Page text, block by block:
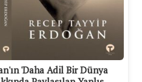
'Daha Adil Bir Dünya